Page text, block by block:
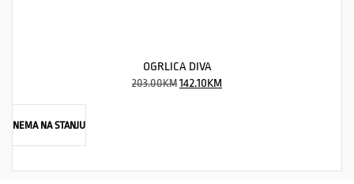
OGRLICA DIVA
203.00KM142.10KM
NEMA NA STANJU